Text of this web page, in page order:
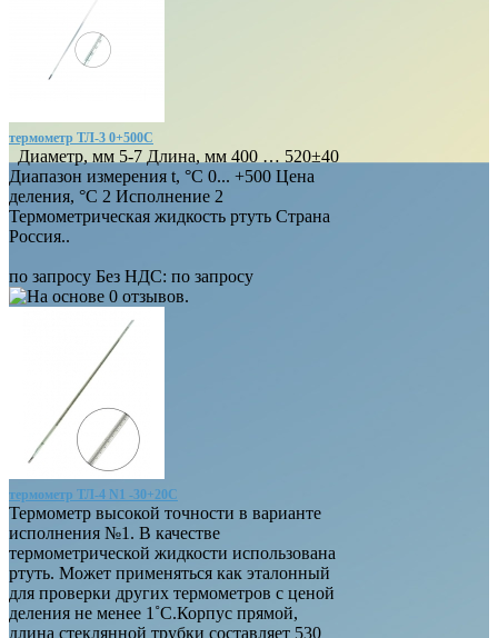
термометр ТЛ-3 0+500С
Диаметр, мм 5-7 Длина, мм 400 … 520±40
Диапазон измерения t, °С 0... +500 Цена
деления, °С 2 Исполнение 2
Термометрическая жидкость ртуть Страна
Россия..
по запросу Без НДС: по запросу
термометр ТЛ-4 N1 -30+20С
Термометр высокой точности в варианте
исполнения №1. В качестве
термометрической жидкости использована
ртуть. Может применяться как эталонный
для проверки других термометров с ценой
деления не менее 1˚C.Корпус прямой,
длина стеклянной трубки составляет 530